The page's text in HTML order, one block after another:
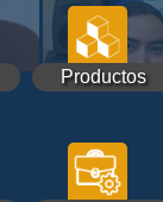
Productos